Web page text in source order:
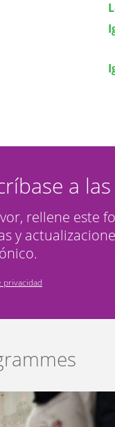
a
rellene este
y
privacidad